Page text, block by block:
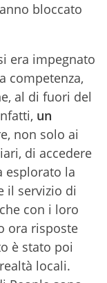
bloccato
era impegnato
competenza,
al di fuori del
un
non solo ai
di accedere
esplorato la
il servizio di
con i loro
ora risposte
è stato poi
locali.